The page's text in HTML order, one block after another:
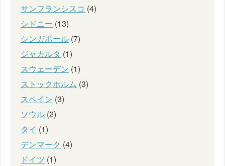
サンフランシスコ (4)
シドニー (13)
シンガポール (7)
ジャカルタ (1)
スウェーデン (1)
ストックホルム (3)
スペイン (3)
ソウル (2)
タイ (1)
デンマーク (4)
ドイツ (1)